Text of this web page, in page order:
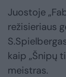
Juostoje
režisieriaus
kaip „Šnipų
meistras.